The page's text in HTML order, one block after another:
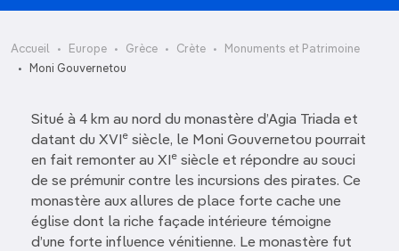
Accueil Europe Grèce Crète
Monuments et Patrimoine
Moni Gouvernetou
Situé à 4 km au nord du monastère d’Agia Triada et
datant du XVI e siècle, le Moni Gouvernetou pourrait
en fait remonter au XI e siècle et répondre au souci
de se prémunir contre les incursions des pirates. Ce
monastère aux allures de place forte cache une
église dont la riche façade intérieure témoigne
d’une forte influence vénitienne. Le monastère fut